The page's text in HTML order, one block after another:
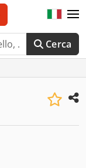
Cerca